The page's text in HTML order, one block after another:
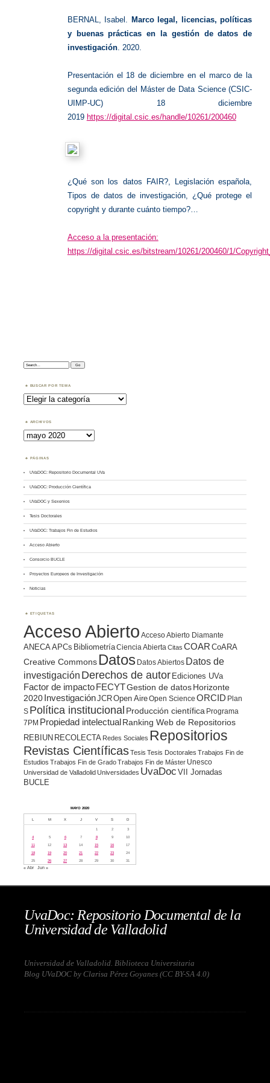
BERNAL, Isabel. Marco legal, licencias, políticas
y buenas prácticas en la gestión de datos de
investigación. 2020.
Presentación el 18 de diciembre en el marco de la
segunda edición del Máster de Data Science (CSIC-
UIMP-UC) 18 diciembre
2019 https://digital.csic.es/handle/10261/200460
¿Qué son los datos FAIR?, Legislación española,
Tipos de datos de investigación, ¿Qué protege el
copyright y durante cuánto tiempo?…
Acceso a la presentación:
https://digital.csic.es/bitstream/10261/200460/1/
Search:
BUSCAR POR TEMA
Buscar
por
Tema
ARCHIVOS
Archivos
PÁGINAS
UVaDOC: Repositorio Documental UVa
UVaDOC: Producción Científica
UVaDOC y Sexenios
Tesis Doctorales
UVaDOC: Trabajos Fin de Estudios
Acceso Abierto
Consorcio BUCLE
Proyectos Europeos de Investigación
Noticias
ETIQUETAS
Acceso Abierto Acceso Abierto Diamante
ANECA APCs BibliometríaCiencia Abierta Citas COAR CoARA
Creative Commons Datos Datos Abiertos Datos de
investigación Derechos de autor Ediciones UVa
Factor de impacto FECYTGestion de datosHorizonte
2020 InvestigaciónJCROpen AireOpen Science ORCID Plan
S Política institucional Producción científica Programa
7PM Propiedad intelectualRanking Web de Repositorios
REBIUN RECOLECTA Redes Sociales Repositorios
Revistas CientíficasTesis Tesis Doctorales Trabajos Fin de
Estudios Trabajos Fin de GradoTrabajos Fin de Máster Unesco
Universidad de ValladolidUniversidades UvaDoc VII Jornadas
BUCLE
MAYO 2020
L M X J V S D
1 2
3
4
5 6 7 8 9
10
11
12 13 14 15 16
17
18
19 20 21 22 23
24
25
26 27 28 29 30 31
« Abr Jun »
UvaDoc: Repositorio Documental de la
Universidad de Valladolid
Universidad de Valladolid. Biblioteca Universitaria
Blog UVaDOC by Clarisa Pérez Goyanes (CC BY-SA 4.0)